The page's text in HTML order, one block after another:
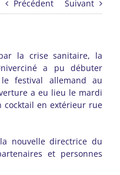
Précédent Suivant
la crise sanitaire, la
a pu débuter
festival allemand au
a eu lieu le mardi
en extérieur rue
nouvelle directrice du
et personnes